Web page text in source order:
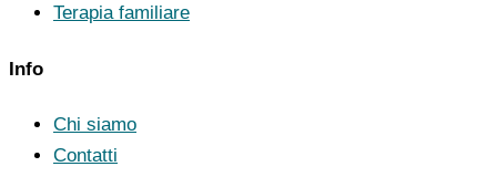
Terapia familiare
Info
Chi siamo
Contatti